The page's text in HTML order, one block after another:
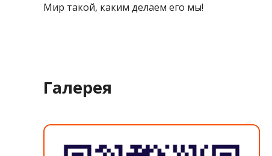
Мир такой, каким делаем его мы!
Галерея